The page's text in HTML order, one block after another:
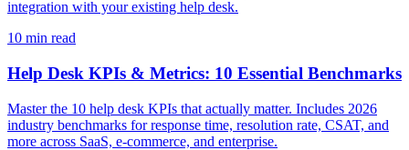
integration with your existing help desk.
10 min read
Help Desk KPIs & Metrics: 10 Essential Benchmarks
Master the 10 help desk KPIs that actually matter. Includes 2026
industry benchmarks for response time, resolution rate, CSAT, and
more across SaaS, e-commerce, and enterprise.